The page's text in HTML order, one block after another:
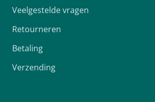
Veelgestelde vragen
Retourneren
Betaling
Verzending